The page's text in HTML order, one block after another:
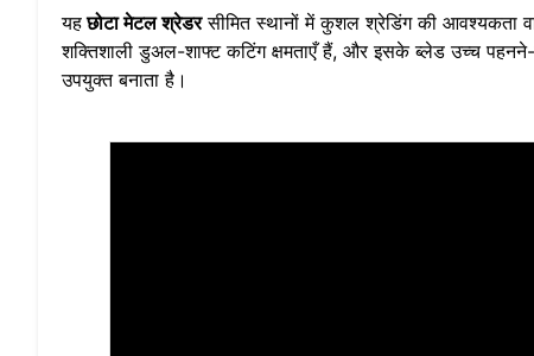
यहछोटा मेटल श्रेडरसीमित स्थानों में कुशल श्रेडिंग की आवश्यकता
शक्तिशाली डुअल-शाफ्ट कटिंग क्षमताएँ हैं, और इसके ब्लेड उच्च
उपयुक्त बनाता है।